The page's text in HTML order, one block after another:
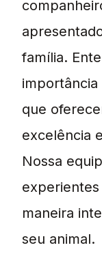
família.
importância
que
excelência
Nossa
maneira
seu animal.